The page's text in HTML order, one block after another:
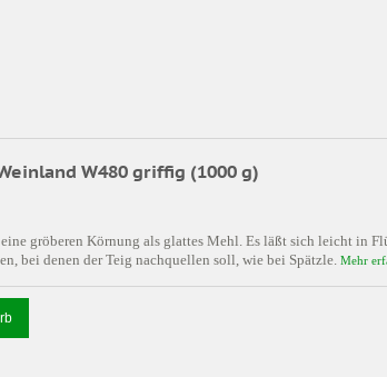
W480 griffig (1000 g)
gröberen Körnung als glattes Mehl. Es läßt sich leicht in
bei denen der Teig nachquellen soll, wie bei Spätzle. Mehr